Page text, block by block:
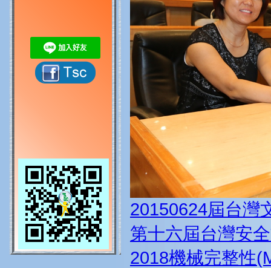
20150624屆台灣
第十六屆台灣安
2018機械完整性